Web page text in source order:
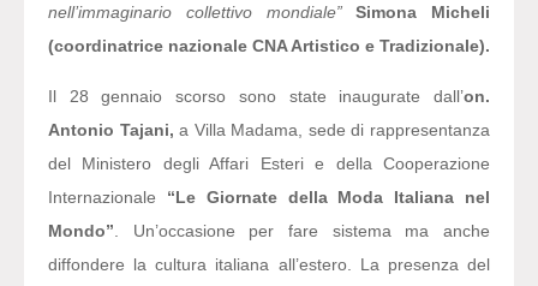
nell’immaginario collettivo mondiale”Simona Micheli
(coordinatrice nazionale CNA Artistico e Tradizionale).
Il 28 gennaio scorso sono state inaugurate dall’on.
Antonio Tajani, a Villa Madama, sede di rappresentanza
del Ministero degli Affari Esteri e della Cooperazione
Internazionale “Le Giornate della Moda Italiana nel
Mondo” . Un’occasione per fare sistema ma anche
diffondere la cultura italiana all’estero. La presenza del